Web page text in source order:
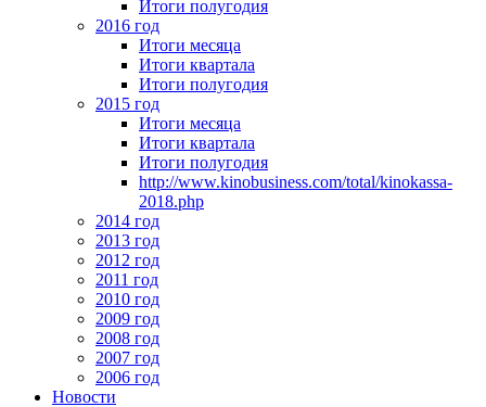
Итоги полугодия
2016 год
Итоги месяца
Итоги квартала
Итоги полугодия
2015 год
Итоги месяца
Итоги квартала
Итоги полугодия
http://www.kinobusiness.com/total/kinokassa-
2018.php
2014 год
2013 год
2012 год
2011 год
2010 год
2009 год
2008 год
2007 год
2006 год
Новости